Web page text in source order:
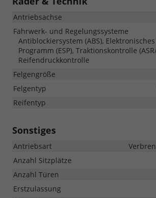
Antriebsachse
Fahrwerk- und Regelungssysteme
Antiblockiersystem (ABS),
Programm (ESP), Traktionskontrolle (ASR/
Reifendruckkontrolle
Felgengröße
Felgentyp
Reifentyp
Sonstiges
Antriebsart
Anzahl Sitzplätze
Anzahl Türen
Erstzulassung